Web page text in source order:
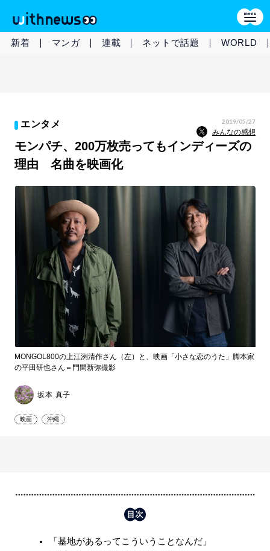
新着 マンガ 連載 ネットで話題 WORLD
エンタメ 2019/05/27
みんなの感想
モンパチ、200万枚売ってもインディーズの
理由 名曲を映画化
MONGOL800の上江洌清作さん（左）と、映画「小さな恋のうた」脚本家
の平田研也さん＝門間新弥撮影
坂本 真子
映画 沖縄
「基地があるってこういうことなんだ」